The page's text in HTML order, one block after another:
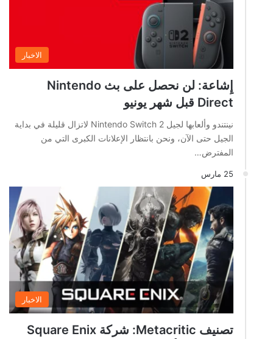
الاخبار
إِشاعة: لن نحصل على بث Nintendo
Direct قبل شهر يونيو
نينتندو وألعابها لجيل Nintendo Switch 2 لاتزال قليلة في بداية
الجيل حتى الآن، ونحن بانتظار الإعلانات الكبرى التي من
المفترض…
25 مارس
الاخبار
تصنيف Metacritic: شركة Square Enix